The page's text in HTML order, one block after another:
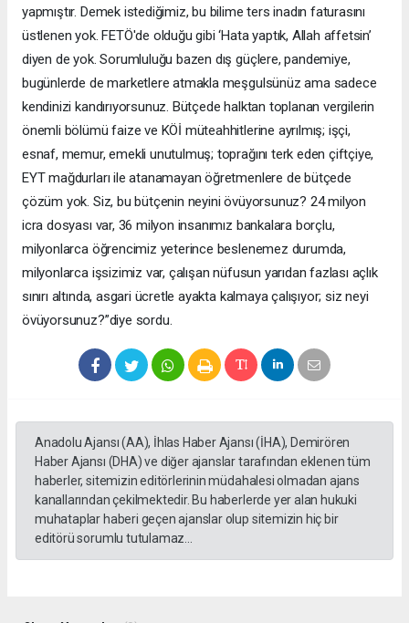
yapmıştır. Demek istediğimiz, bu bilime ters inadın faturasını
üstlenen yok. FETÖ'de olduğu gibi ‘Hata yaptık, Allah affetsin’
diyen de yok. Sorumluluğu bazen dış güçlere, pandemiye,
bugünlerde de marketlere atmakla meşgulsünüz ama sadece
kendinizi kandırıyorsunuz. Bütçede halktan toplanan vergilerin
önemli bölümü faize ve KÖİ müteahhitlerine ayrılmış; işçi,
esnaf, memur, emekli unutulmuş; toprağını terk eden çiftçiye,
EYT mağdurları ile atanamayan öğretmenlere de bütçede
çözüm yok. Siz, bu bütçenin neyini övüyorsunuz? 24 milyon
icra dosyası var, 36 milyon insanımız bankalara borçlu,
milyonlarca öğrencimiz yeterince beslenemez durumda,
milyonlarca işsizimiz var, çalışan nüfusun yarıdan fazlası açlık
sınırı altında, asgari ücretle ayakta kalmaya çalışıyor; siz neyi
övüyorsunuz?”diye sordu.
Anadolu Ajansı (AA), İhlas Haber Ajansı (İHA), Demirören
Haber Ajansı (DHA) ve diğer ajanslar tarafından eklenen tüm
haberler, sitemizin editörlerinin müdahalesi olmadan ajans
kanallarından çekilmektedir. Bu haberlerde yer alan hukuki
muhataplar haberi geçen ajanslar olup sitemizin hiç bir
editörü sorumlu tutulamaz...